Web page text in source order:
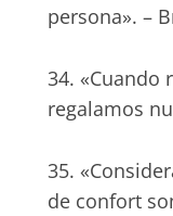
persona». –
34. «Cuando
regalamos
35.
de confort